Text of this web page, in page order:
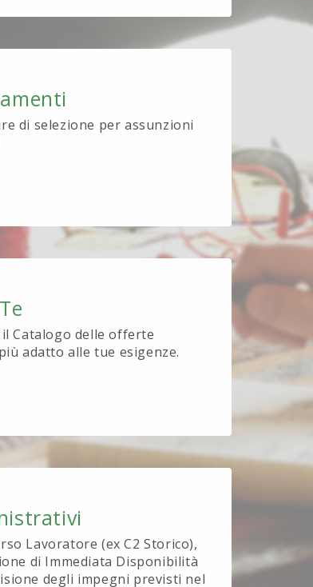
di selezione per assunzioni
Catalogo delle offerte
adatto alle tue esigenze.
Lavoratore (ex C2 Storico),
di Immediata Disponibilità
degli impegni previsti nel